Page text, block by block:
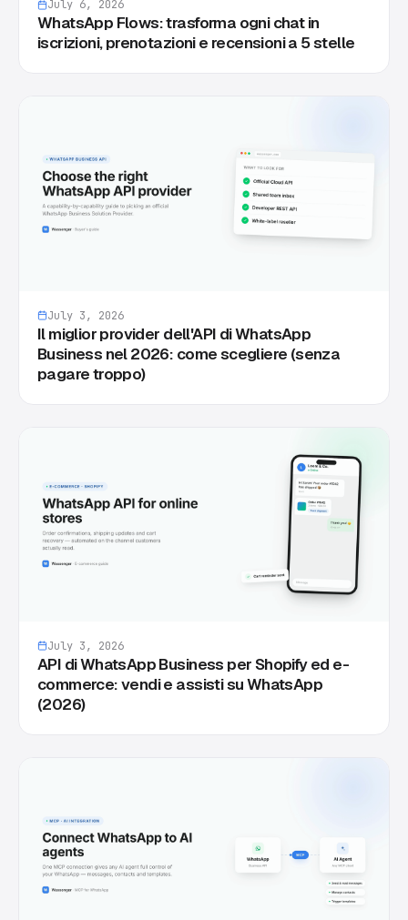
July 6, 2026
WhatsApp Flows: trasforma ogni chat in
iscrizioni, prenotazioni e recensioni a 5 stelle
July 3, 2026
Il miglior provider dell'API di WhatsApp
Business nel 2026: come scegliere (senza
pagare troppo)
July 3, 2026
API di WhatsApp Business per Shopify ed e-
commerce: vendi e assisti su WhatsApp
(2026)